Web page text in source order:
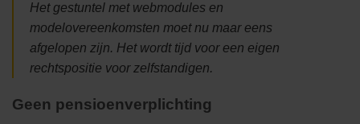
Het gestuntel met webmodules en
modelovereenkomsten moet nu maar eens
afgelopen zijn. Het wordt tijd voor een eigen
rechtspositie voor zelfstandigen.
Geen pensioenverplichting